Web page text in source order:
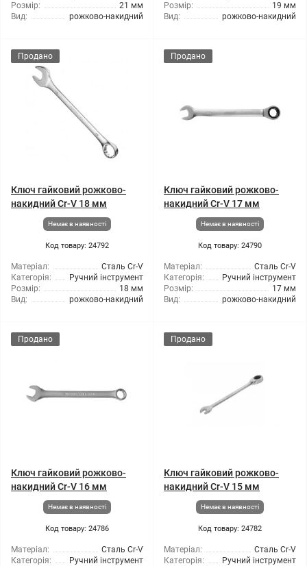
Розмір:
21 мм
Вид:
рожково-накидний
Розмір:
19 мм
Вид:
рожково-накидний
Продано
Ключ гайковий рожково-
накидний Cr-V 18 мм
Немає в наявності
Код товару: 24792
Матеріал:
Сталь Cr-V
Категорія:
Ручний інструмент
Розмір:
18 мм
Вид:
рожково-накидний
Продано
Ключ гайковий рожково-
накидний Cr-V 17 мм
Немає в наявності
Код товару: 24790
Матеріал:
Сталь Cr-V
Категорія:
Ручний інструмент
Розмір:
17 мм
Вид:
рожково-накидний
Продано
Ключ гайковий рожково-
накидний Cr-V 16 мм
Немає в наявності
Код товару: 24786
Матеріал:
Сталь Cr-V
Категорія:
Ручний інструмент
Продано
Ключ гайковий рожково-
накидний Cr-V 15 мм
Немає в наявності
Код товару: 24782
Матеріал:
Сталь Cr-V
Категорія:
Ручний інструмент